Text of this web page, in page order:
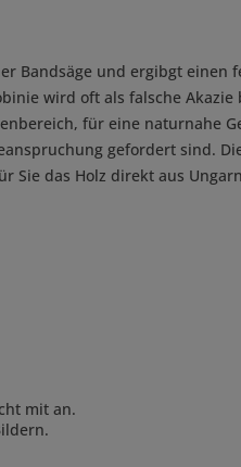
Bandsäge und ergibgt einen
wird oft als falsche Akazie
für eine naturnahe
gefordert sind.
das Holz direkt aus
mit an.